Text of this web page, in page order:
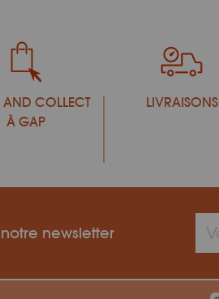
COLLECT
À GAP
LIVRAISONS
newsletter